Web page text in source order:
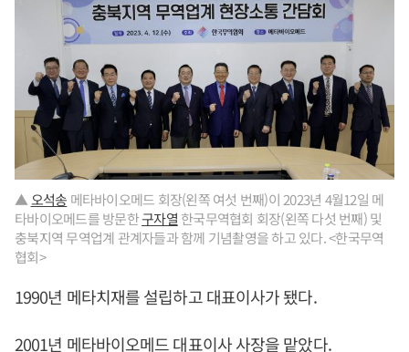
▲오석송 메타바이오메드 회장(왼쪽 여섯 번째)이 2023년 4월12일 메
타바이오메드를 방문한구자열 한국무역협회 회장(왼쪽 다섯 번째) 및
충북지역 무역업계 관계자들과 함께 기념촬영을 하고 있다. <한국무역
협회>
1990년 메타치재를 설립하고 대표이사가 됐다.
2001년 메타바이오메드 대표이사 사장을 맡았다.